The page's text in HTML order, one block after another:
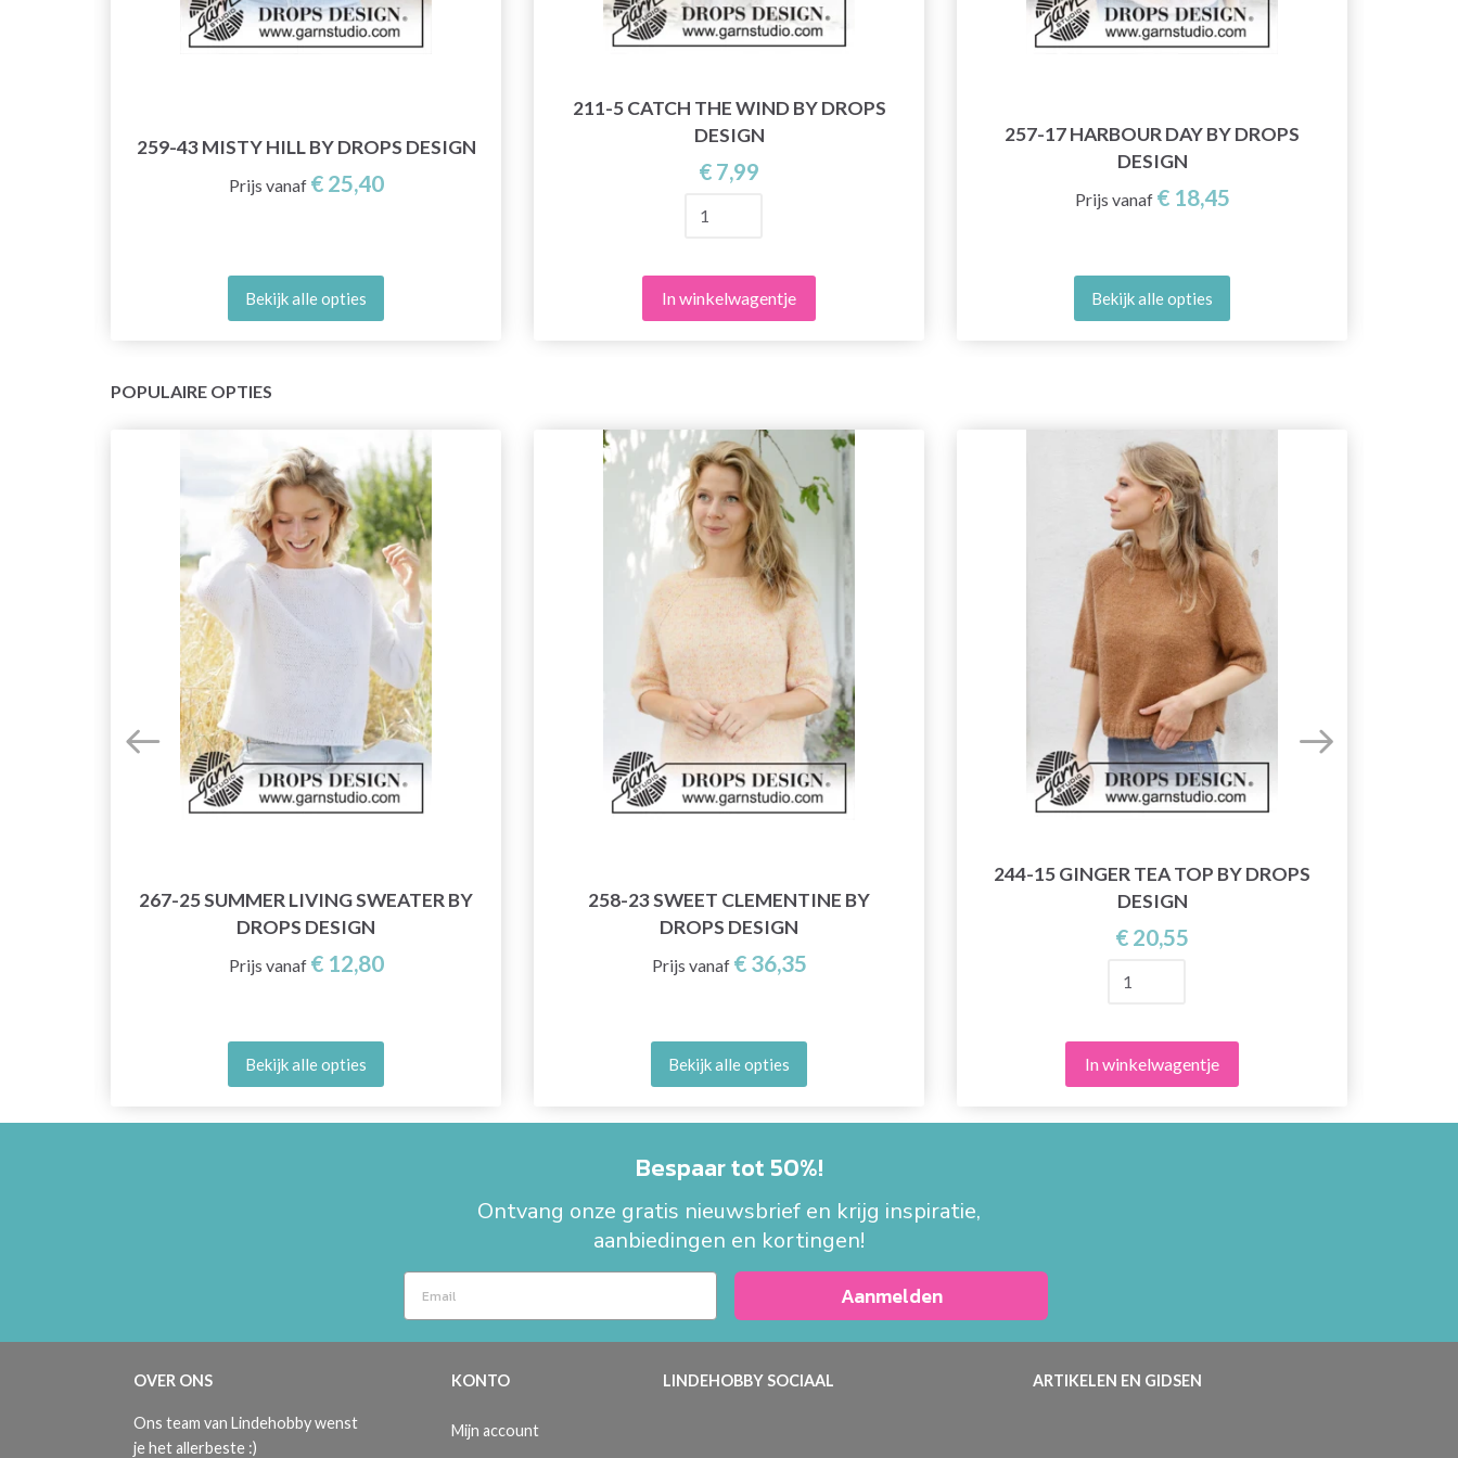
259-43 MISTY HILL BY DROPS DESIGN
Prijs vanaf € 25,40
Bekijk alle opties
211-5 CATCH THE WIND BY DROPS
DESIGN
€ 7,99
In winkelwagentje
257-17 HARBOUR DAY BY DROPS
DESIGN
Prijs vanaf € 18,45
Bekijk alle opties
POPULAIRE OPTIES
267-25 SUMMER LIVING SWEATER BY
DROPS DESIGN
Prijs vanaf € 12,80
Bekijk alle opties
258-23 SWEET CLEMENTINE BY
DROPS DESIGN
Prijs vanaf € 36,35
Bekijk alle opties
244-15 GINGER TEA TOP BY DROPS
DESIGN
€ 20,55
In winkelwagentje
Bespaar tot 50%!
Ontvang onze gratis nieuwsbrief en krijg inspiratie,
aanbiedingen en kortingen!
Aanmelden
OVER ONS
Ons team van Lindehobby wenst
je het allerbeste :)
KONTO
Mijn account
LINDEHOBBY SOCIAAL ARTIKELEN EN GIDSEN